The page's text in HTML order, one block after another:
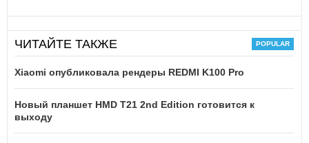
ЧИТАЙТЕ ТАКЖЕ
Xiaomi опубликовала рендеры REDMI K100 Pro
Новый планшет HMD T21 2nd Edition готовится к
выходу